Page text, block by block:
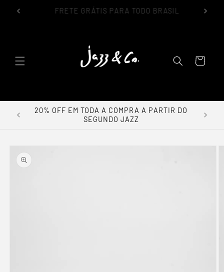
para o conteúdoTROCA GARANTIDA EM ATÉ 30 DIAS
Carrinho
20% OFF EM TODA A COMPRA A PARTIR DO
SEGUNDO JAZZ
informações do produto